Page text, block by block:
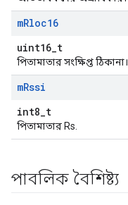
mRloc16
uint16_t
পিতামাতার সংক্ষিপ্ত ঠিকানা।
mRssi
int8_t
পিতামাতার Rs.
পাবলিক বৈশিষ্ট্য